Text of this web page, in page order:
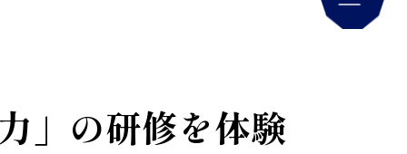
」の研修を体験